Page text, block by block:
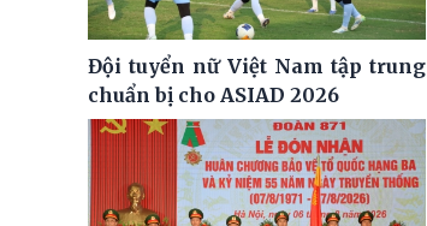
Đội tuyển nữ Việt Nam tập trung
chuẩn bị cho ASIAD 2026